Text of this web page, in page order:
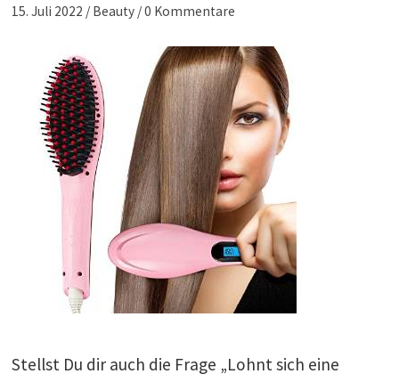
15. Juli 2022 / Beauty /0 Kommentare
Stellst Du dir auch die Frage „Lohnt sich eine